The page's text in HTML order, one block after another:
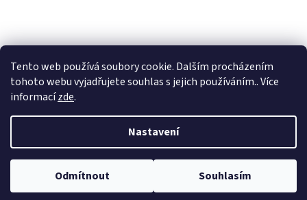
Tento web používá soubory cookie. Dalším procházením
tohoto webu vyjadřujete souhlas s jejich používáním.. Více
informacízde.
Nastavení
Odmítnout Souhlasím
á
stavební pouzdra SCRIGNO
Vytvořil Shoptet
Copyright 2026dalago.cz . Všechna práva vyhrazena.